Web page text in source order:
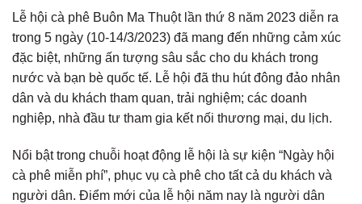
Lễ hội cà phê Buôn Ma Thuột lần thứ 8 năm 2023 diễn ra
trong 5 ngày (10-14/3/2023) đã mang đến những cảm xúc
đặc biệt, những ấn tượng sâu sắc cho du khách trong
nước và bạn bè quốc tế. Lễ hội đã thu hút đông đảo nhân
dân và du khách tham quan, trải nghiệm; các doanh
nghiệp, nhà đầu tư tham gia kết nối thương mại, du lịch.
Nổi bật trong chuỗi hoạt động lễ hội là sự kiện “Ngày hội
cà phê miễn phí”, phục vụ cà phê cho tất cả du khách và
người dân. Điểm mới của lễ hội năm nay là người dân